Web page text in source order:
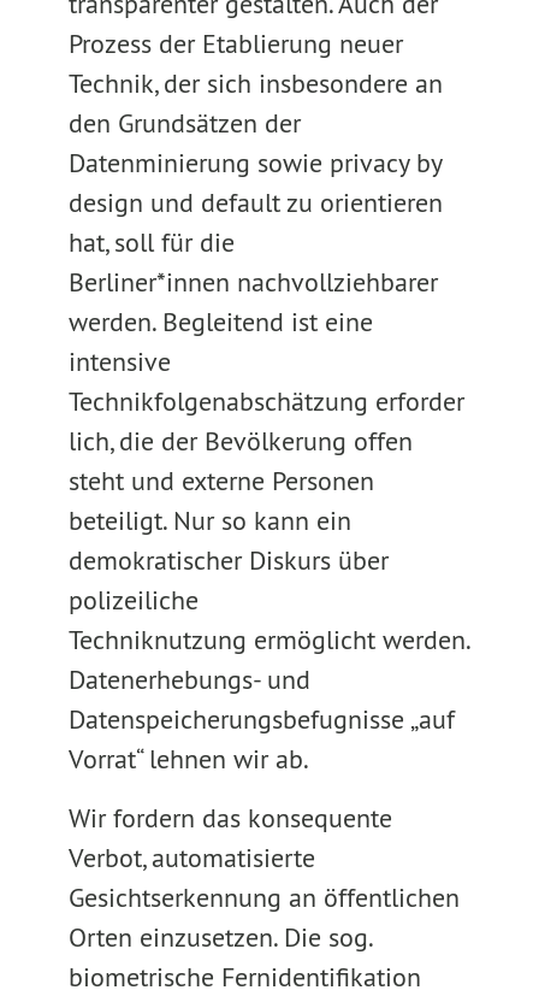
Prozess der Etablierung neuer
Technik, der sich insbesondere an
den Grundsätzen der
Datenminierung sowie privacy by
design und default zu orientieren
hat, soll für die
Berliner*innen nachvollziehbarer
werden. Begleitend ist eine
intensive
Technikfolgenabschätzung erforder
lich, die der Bevölkerung offen
steht und externe Personen
beteiligt. Nur so kann ein
demokratischer Diskurs über
polizeiliche
Techniknutzung ermöglicht werden.
Datenerhebungs- und
Datenspeicherungsbefugnisse „auf
Vorrat“ lehnen wir ab.
Wir fordern das konsequente
Verbot, automatisierte
Gesichtserkennung an öffentlichen
Orten einzusetzen. Die sog.
biometrische Fernidentifikation